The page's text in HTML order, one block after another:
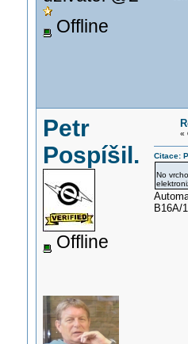
Offline
Petr
Pospíšil.
Offline
«
Citace:
No
B16A/